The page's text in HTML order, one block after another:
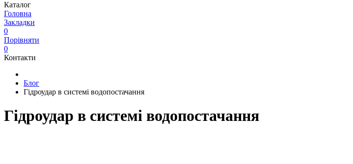
Каталог
Головна
Закладки
0
Порівняти
0
Контакти
Блог
Гідроудар в системі водопостачання
Гідроудар в системі водопостачання